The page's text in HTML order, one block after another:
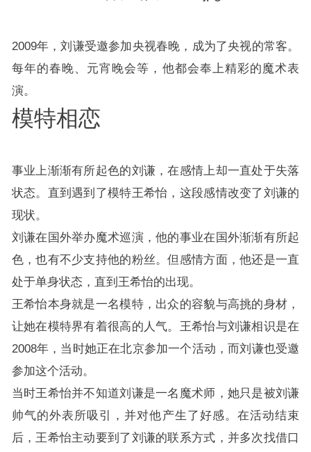
2009年，刘谦受邀参加央视春晚，成为了央视的常客。
每年的春晚、元宵晚会等，他都会奉上精彩的魔术表
演。
模特相恋
事业上渐渐有所起色的刘谦，在感情上却一直处于失落
状态。直到遇到了模特王希怡，这段感情改变了刘谦的
现状。
刘谦在国外举办魔术巡演，他的事业在国外渐渐有所起
色，也有不少支持他的粉丝。但感情方面，他还是一直
处于单身状态，直到王希怡的出现。
王希怡本身就是一名模特，出众的容貌与高挑的身材，
让她在模特界有着很高的人气。王希怡与刘谦相识是在
2008年，当时她正在北京参加一个活动，而刘谦也受邀
参加这个活动。
当时王希怡并不知道刘谦是一名魔术师，她只是被刘谦
帅气的外表所吸引，并对他产生了好感。在活动结束
后，王希怡主动要到了刘谦的联系方式，并多次找借口